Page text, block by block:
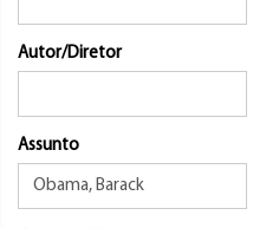
Autor/Diretor
Assunto